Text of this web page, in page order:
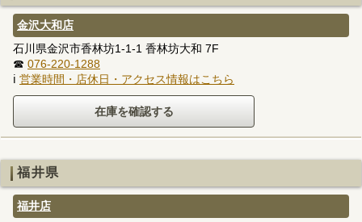
金沢大和店
石川県金沢市香林坊1-1-1 香林坊大和 7F
☎ 076-220-1288
ℹ 営業時間・店休日・アクセス情報はこちら
福井県
福井店